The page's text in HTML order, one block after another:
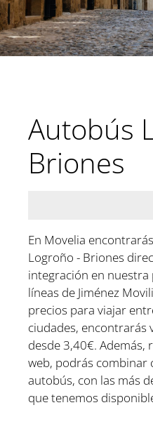
Autobús
Briones
En Movelia
Logroño - Briones
integración en
líneas de Jiménez
precios para viajar
ciudades, encontrarás
desde 3,40€. Además,
web, podrás combinar
autobús, con las más
que tenemos